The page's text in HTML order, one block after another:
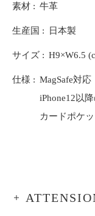
素材 牛革
生産国 日本製
サイズ H9×W6.5
仕様
MagSafe対応
iPhone12以
カードポケッ